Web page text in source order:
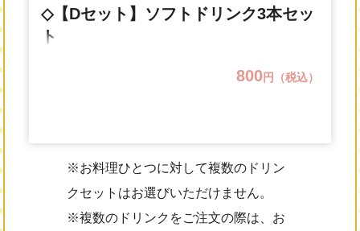
◇【Dセット】ソフトドリンク3本セッ
ト
800円（税込）
※お料理ひとつに対して複数のドリン
クセットはお選びいただけません。
※複数のドリンクをご注文の際は、お